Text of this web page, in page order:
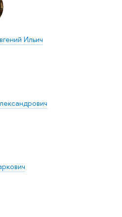
Ильич